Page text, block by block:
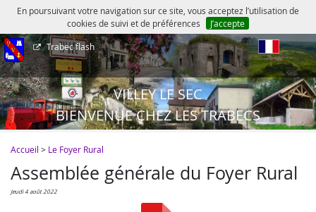
En poursuivant votre navigation sur ce site, vous acceptez l’utilisation de
cookies de suivi et de préférences
J’accepte
Trabec flash
VILLEY LE SEC
BIENVENUE CHEZ LES TRABECS
Accueil > Le Foyer Rural
Assemblée générale du Foyer Rural
jeudi 4 août 2022